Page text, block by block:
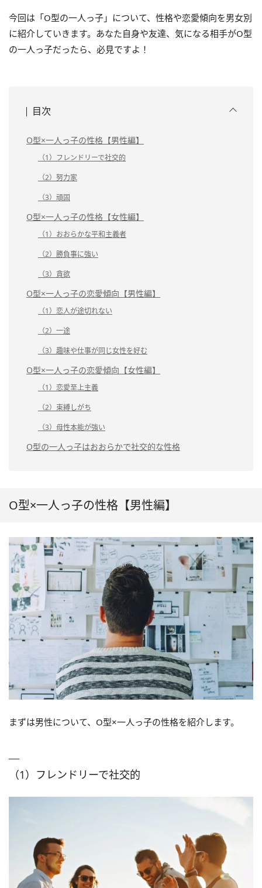
今回は「O型の一人っ子」について、性格や恋愛傾向を男女別
に紹介していきます。あなた自身や友達、気になる相手がO型
の一人っ子だったら、必見ですよ！
目次
O型×一人っ子の性格【男性編】
（1）フレンドリーで社交的
（2）努力家
（3）頑固
O型×一人っ子の性格【女性編】
（1）おおらかな平和主義者
（2）勝負事に強い
（3）貪欲
O型×一人っ子の恋愛傾向【男性編】
（1）恋人が途切れない
（2）一途
（3）趣味や仕事が同じ女性を好む
O型×一人っ子の恋愛傾向【女性編】
（1）恋愛至上主義
（2）束縛しがち
（3）母性本能が強い
O型の一人っ子はおおらかで社交的な性格
O型×一人っ子の性格【男性編】
まずは男性について、O型×一人っ子の性格を紹介します。
（1）フレンドリーで社交的